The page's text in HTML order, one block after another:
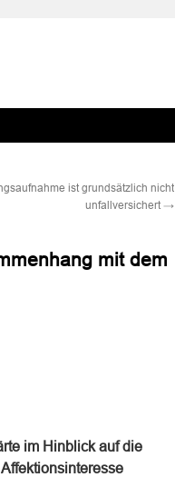
ist grundsätzlich nicht
unfallversichert →
mit dem
im Hinblick auf die